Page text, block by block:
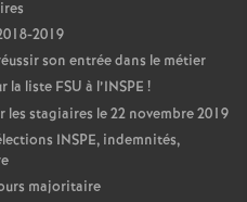
2019
son entrée dans le métier
la liste FSU à l’INSPE !
stagiaires le 22 novembre 2019
INSPE, indemnités,
majoritaire